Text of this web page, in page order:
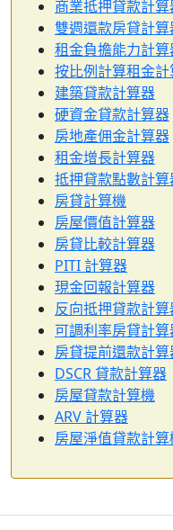
商業抵押貸款計算
雙週還款房貸計算
租金負擔能力計算
按比例計算租金
建築貸款計算器
硬資金貸款計算器
房地產佣金計算器
租金增長計算器
抵押貸款點數計算
房貸計算機
房屋價值計算器
房貸比較計算器
PITI 計算器
現金回報計算器
反向抵押貸款計算
可調利率房貸計算
房貸提前還款計算
DSCR 貸款計算器
房屋貸款計算機
ARV 計算器
房屋淨值貸款計算